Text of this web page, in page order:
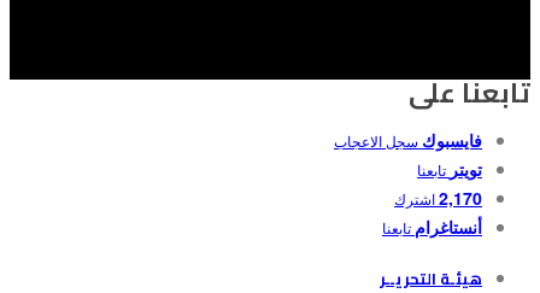
تابعنا على
فايسبوك سجل الاعجاب
تويتر تابعنا
2,170اشترك
أنستاغرام تابعنا
هيئـة التحريــر